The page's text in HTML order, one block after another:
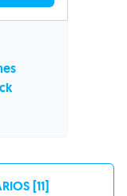
[11]